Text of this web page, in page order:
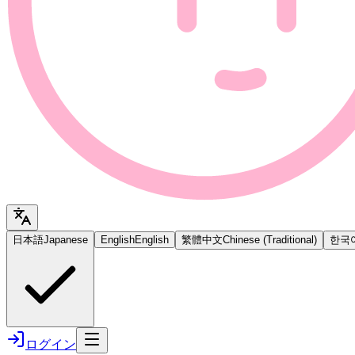
日本語Japanese EnglishEnglish 繁體中文Chinese (Traditional) 한국
ログイン